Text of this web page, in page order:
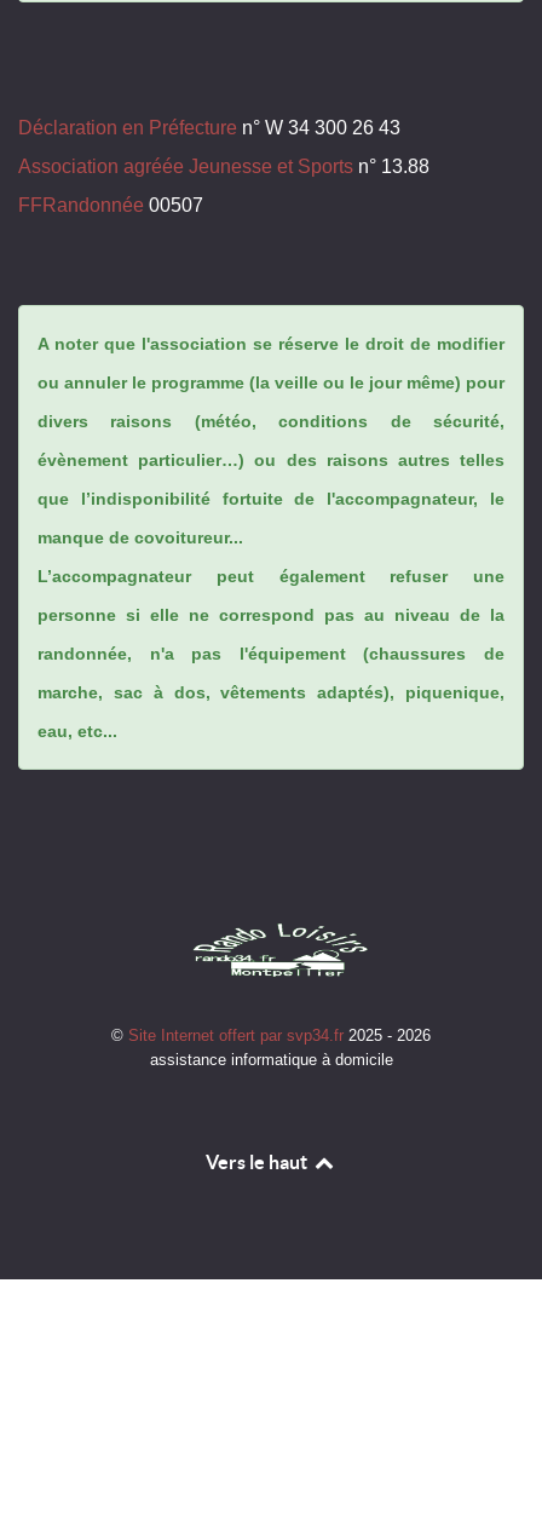
Déclaration en Préfecture n° W 34 300 26 43
Association agréée Jeunesse et Sports n° 13.88
FFRandonnée 00507
A noter que l'association se réserve le droit de modifier
ou annuler le programme (la veille ou le jour même) pour
divers raisons (météo, conditions de sécurité,
évènement particulier…) ou des raisons autres telles
que l’indisponibilité fortuite de l'accompagnateur, le
manque de covoitureur...
L’accompagnateur peut également refuser une
personne si elle ne correspond pas au niveau de la
randonnée, n'a pas l'équipement (chaussures de
marche, sac à dos, vêtements adaptés), piquenique,
eau, etc...
© Site Internet offert par svp34.fr 2025 - 2026
assistance informatique à domicile
Vers le haut